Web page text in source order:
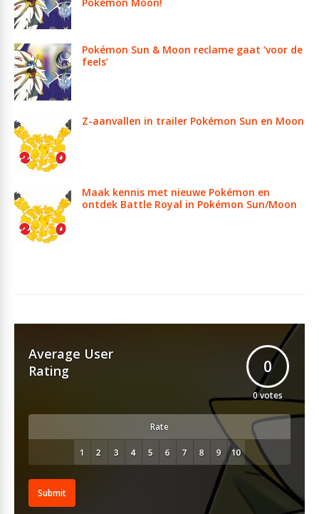
Pokémon Sun & Moon reclame gaat ‘voor de
feels’
Z-aanvallen in trailer Pokémon Sun en Moon
Maak kennis met nieuwe Pokémon en
ontdek Battle Royal in Pokémon Sun/Moon
Average User
Rating
0
0votes
Rate
Submit